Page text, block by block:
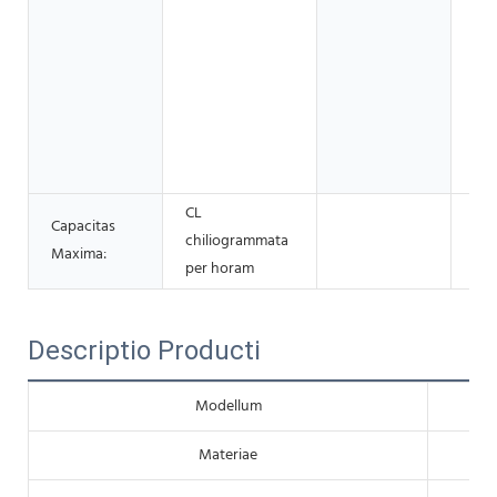
Capacitas
Maxima:
CL
chiliogrammata
per horam
Descriptio Producti
Modellum
Materiae